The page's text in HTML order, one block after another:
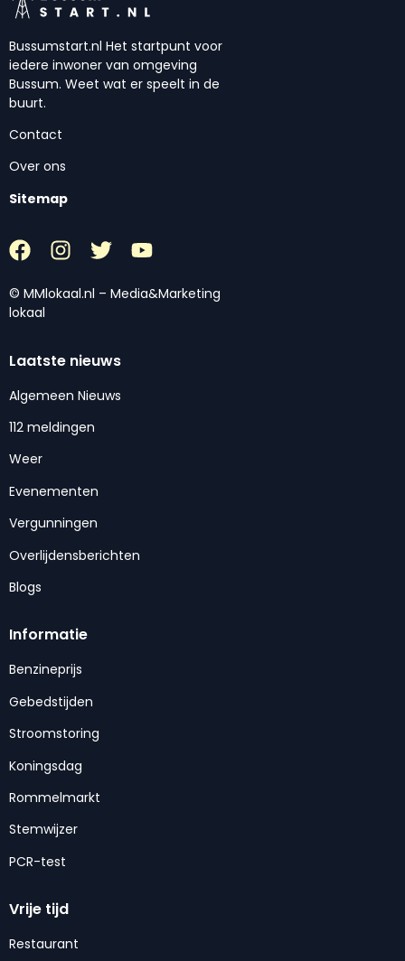
Bussumstart.nl Het startpunt voor
iedere inwoner van omgeving
Bussum. Weet wat er speelt in de
buurt.
Contact
Over ons
Sitemap
© MMlokaal.nl – Media&Marketing
lokaal
Laatste nieuws
Algemeen Nieuws
112 meldingen
Weer
Evenementen
Vergunningen
Overlijdensberichten
Blogs
Informatie
Benzineprijs
Gebedstijden
Stroomstoring
Koningsdag
Rommelmarkt
Stemwijzer
PCR-test
Vrije tijd
Restaurant